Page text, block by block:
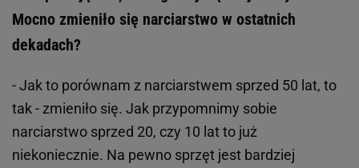
Mocno zmieniło się narciarstwo w ostatnich
dekadach?
- Jak to porównam z narciarstwem sprzed 50 lat, to
tak - zmieniło się. Jak przypomnimy sobie
narciarstwo sprzed 20, czy 10 lat to już
niekoniecznie. Na pewno sprzęt jest bardziej